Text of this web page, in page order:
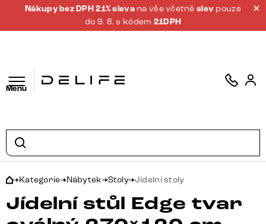
Nákupy bez DPH 21% sleva na vše včetněslev pouze
do 9. 8. s kódem 21DPH
Menu
Kategorie Nábytek Stoly Jídelní stoly
Jídelní stůl Edge tvar